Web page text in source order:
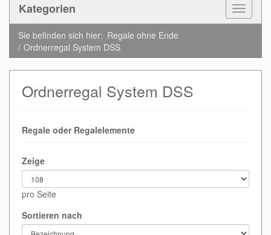
Kategorien
Toggle
Sie befinden sich hier: Regale ohne Ende
Ordnerregal System DSS
Ordnerregal System DSS
Regale oder Regalelemente
Zeige
pro Seite
Sortieren nach